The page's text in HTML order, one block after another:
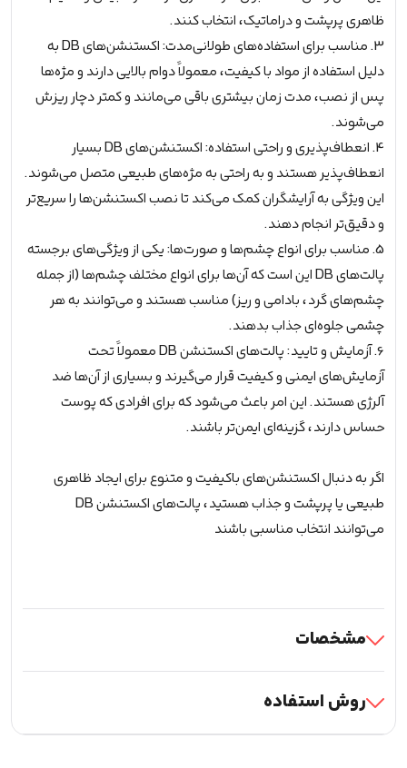
ظاهری پرپشت و دراماتیک، انتخاب کنند.
3. مناسب برای استفاده‌های طولانی‌مدت: اکستنشن‌های DB به
دلیل استفاده از مواد با کیفیت، معمولاً دوام بالایی دارند و مژه‌ها
پس از نصب، مدت زمان بیشتری باقی می‌مانند و کمتر دچار ریزش
می‌شوند.
4. انعطاف‌پذیری و راحتی استفاده: اکستنشن‌های DB بسیار
انعطاف‌پذیر هستند و به راحتی به مژه‌های طبیعی متصل می‌شوند.
این ویژگی به آرایشگران کمک می‌کند تا نصب اکستنشن‌ها را سریع‌تر
و دقیق‌تر انجام دهند.
5. مناسب برای انواع چشم‌ها و صورت‌ها: یکی از ویژگی‌های برجسته
پالت‌های DB این است که آن‌ها برای انواع مختلف چشم‌ها (از جمله
چشم‌های گرد، بادامی و ریز) مناسب هستند و می‌توانند به هر
چشمی جلوه‌ای جذاب بدهند.
6. آزمایش و تایید: پالت‌های اکستنشن DB معمولاً تحت
آزمایش‌های ایمنی و کیفیت قرار می‌گیرند و بسیاری از آن‌ها ضد
آلرژی هستند. این امر باعث می‌شود که برای افرادی که پوست
حساس دارند، گزینه‌ای ایمن‌تر باشند.
اگر به دنبال اکستنشن‌های باکیفیت و متنوع برای ایجاد ظاهری
طبیعی یا پرپشت و جذاب هستید، پالت‌های اکستنشن DB
می‌توانند انتخاب مناسبی باشند
مشخصات
روش استفاده